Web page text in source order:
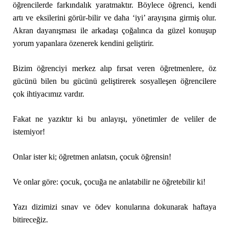
öğrencilerde farkındalık yaratmaktır. Böylece öğrenci, kendi
artı ve eksilerini görür-bilir ve daha ‘iyi’ arayışına girmiş olur.
Akran dayanışması ile arkadaşı çoğalınca da güzel konuşup
yorum yapanlara özenerek kendini geliştirir.
Bizim öğrenciyi merkez alıp fırsat veren öğretmenlere, öz
gücünü bilen bu gücünü geliştirerek sosyalleşen öğrencilere
çok ihtiyacımız vardır.
Fakat ne yazıktır ki bu anlayışı, yönetimler de veliler de
istemiyor!
Onlar ister ki; öğretmen anlatsın, çocuk öğrensin!
Ve onlar göre: çocuk, çocuğa ne anlatabilir ne öğretebilir ki!
Yazı dizimizi sınav ve ödev konularına dokunarak haftaya
bitireceğiz.